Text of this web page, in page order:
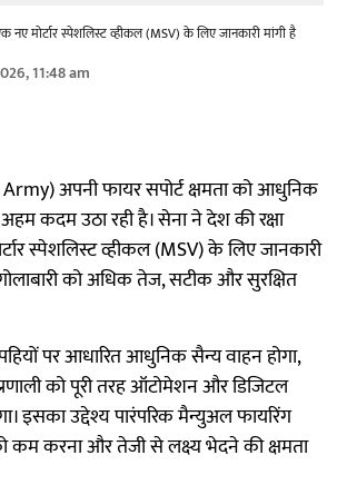
नए मोर्टार स्पेशलिस्ट व्हीकल (MSV) के लिए जानकारी मांगी है
11:48 am
अपनी फायर सपोर्ट क्षमता को आधुनिक
कदम उठा रही है। सेना ने देश की रक्षा
स्पेशलिस्ट व्हीकल (MSV) के लिए जानकारी
गोलाबारी को अधिक तेज, सटीक और सुरक्षित
पर आधारित आधुनिक सैन्य वाहन होगा,
को पूरी तरह ऑटोमेशन और डिजिटल
इसका उद्देश्य पारंपरिक मैन्युअल फायरिंग
कम करना और तेजी से लक्ष्य भेदने की क्षमता